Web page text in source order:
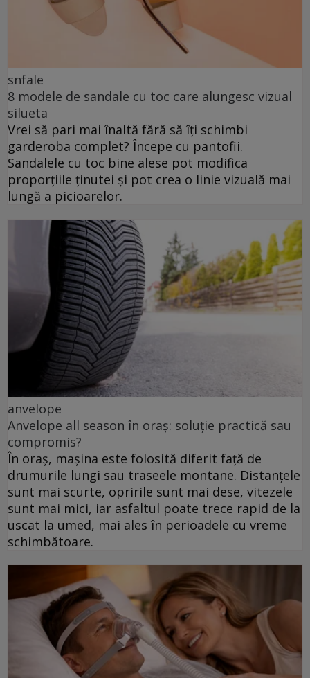
snfale
8 modele de sandale cu toc care alungesc vizual
silueta
Vrei să pari mai înaltă fără să îți schimbi
garderoba complet? Începe cu pantofii.
Sandalele cu toc bine alese pot modifica
proporțiile ținutei și pot crea o linie vizuală mai
lungă a picioarelor.
anvelope
Anvelope all season în oraș: soluție practică sau
compromis?
În oraș, mașina este folosită diferit față de
drumurile lungi sau traseele montane. Distanțele
sunt mai scurte, opririle sunt mai dese, vitezele
sunt mai mici, iar asfaltul poate trece rapid de la
uscat la umed, mai ales în perioadele cu vreme
schimbătoare.